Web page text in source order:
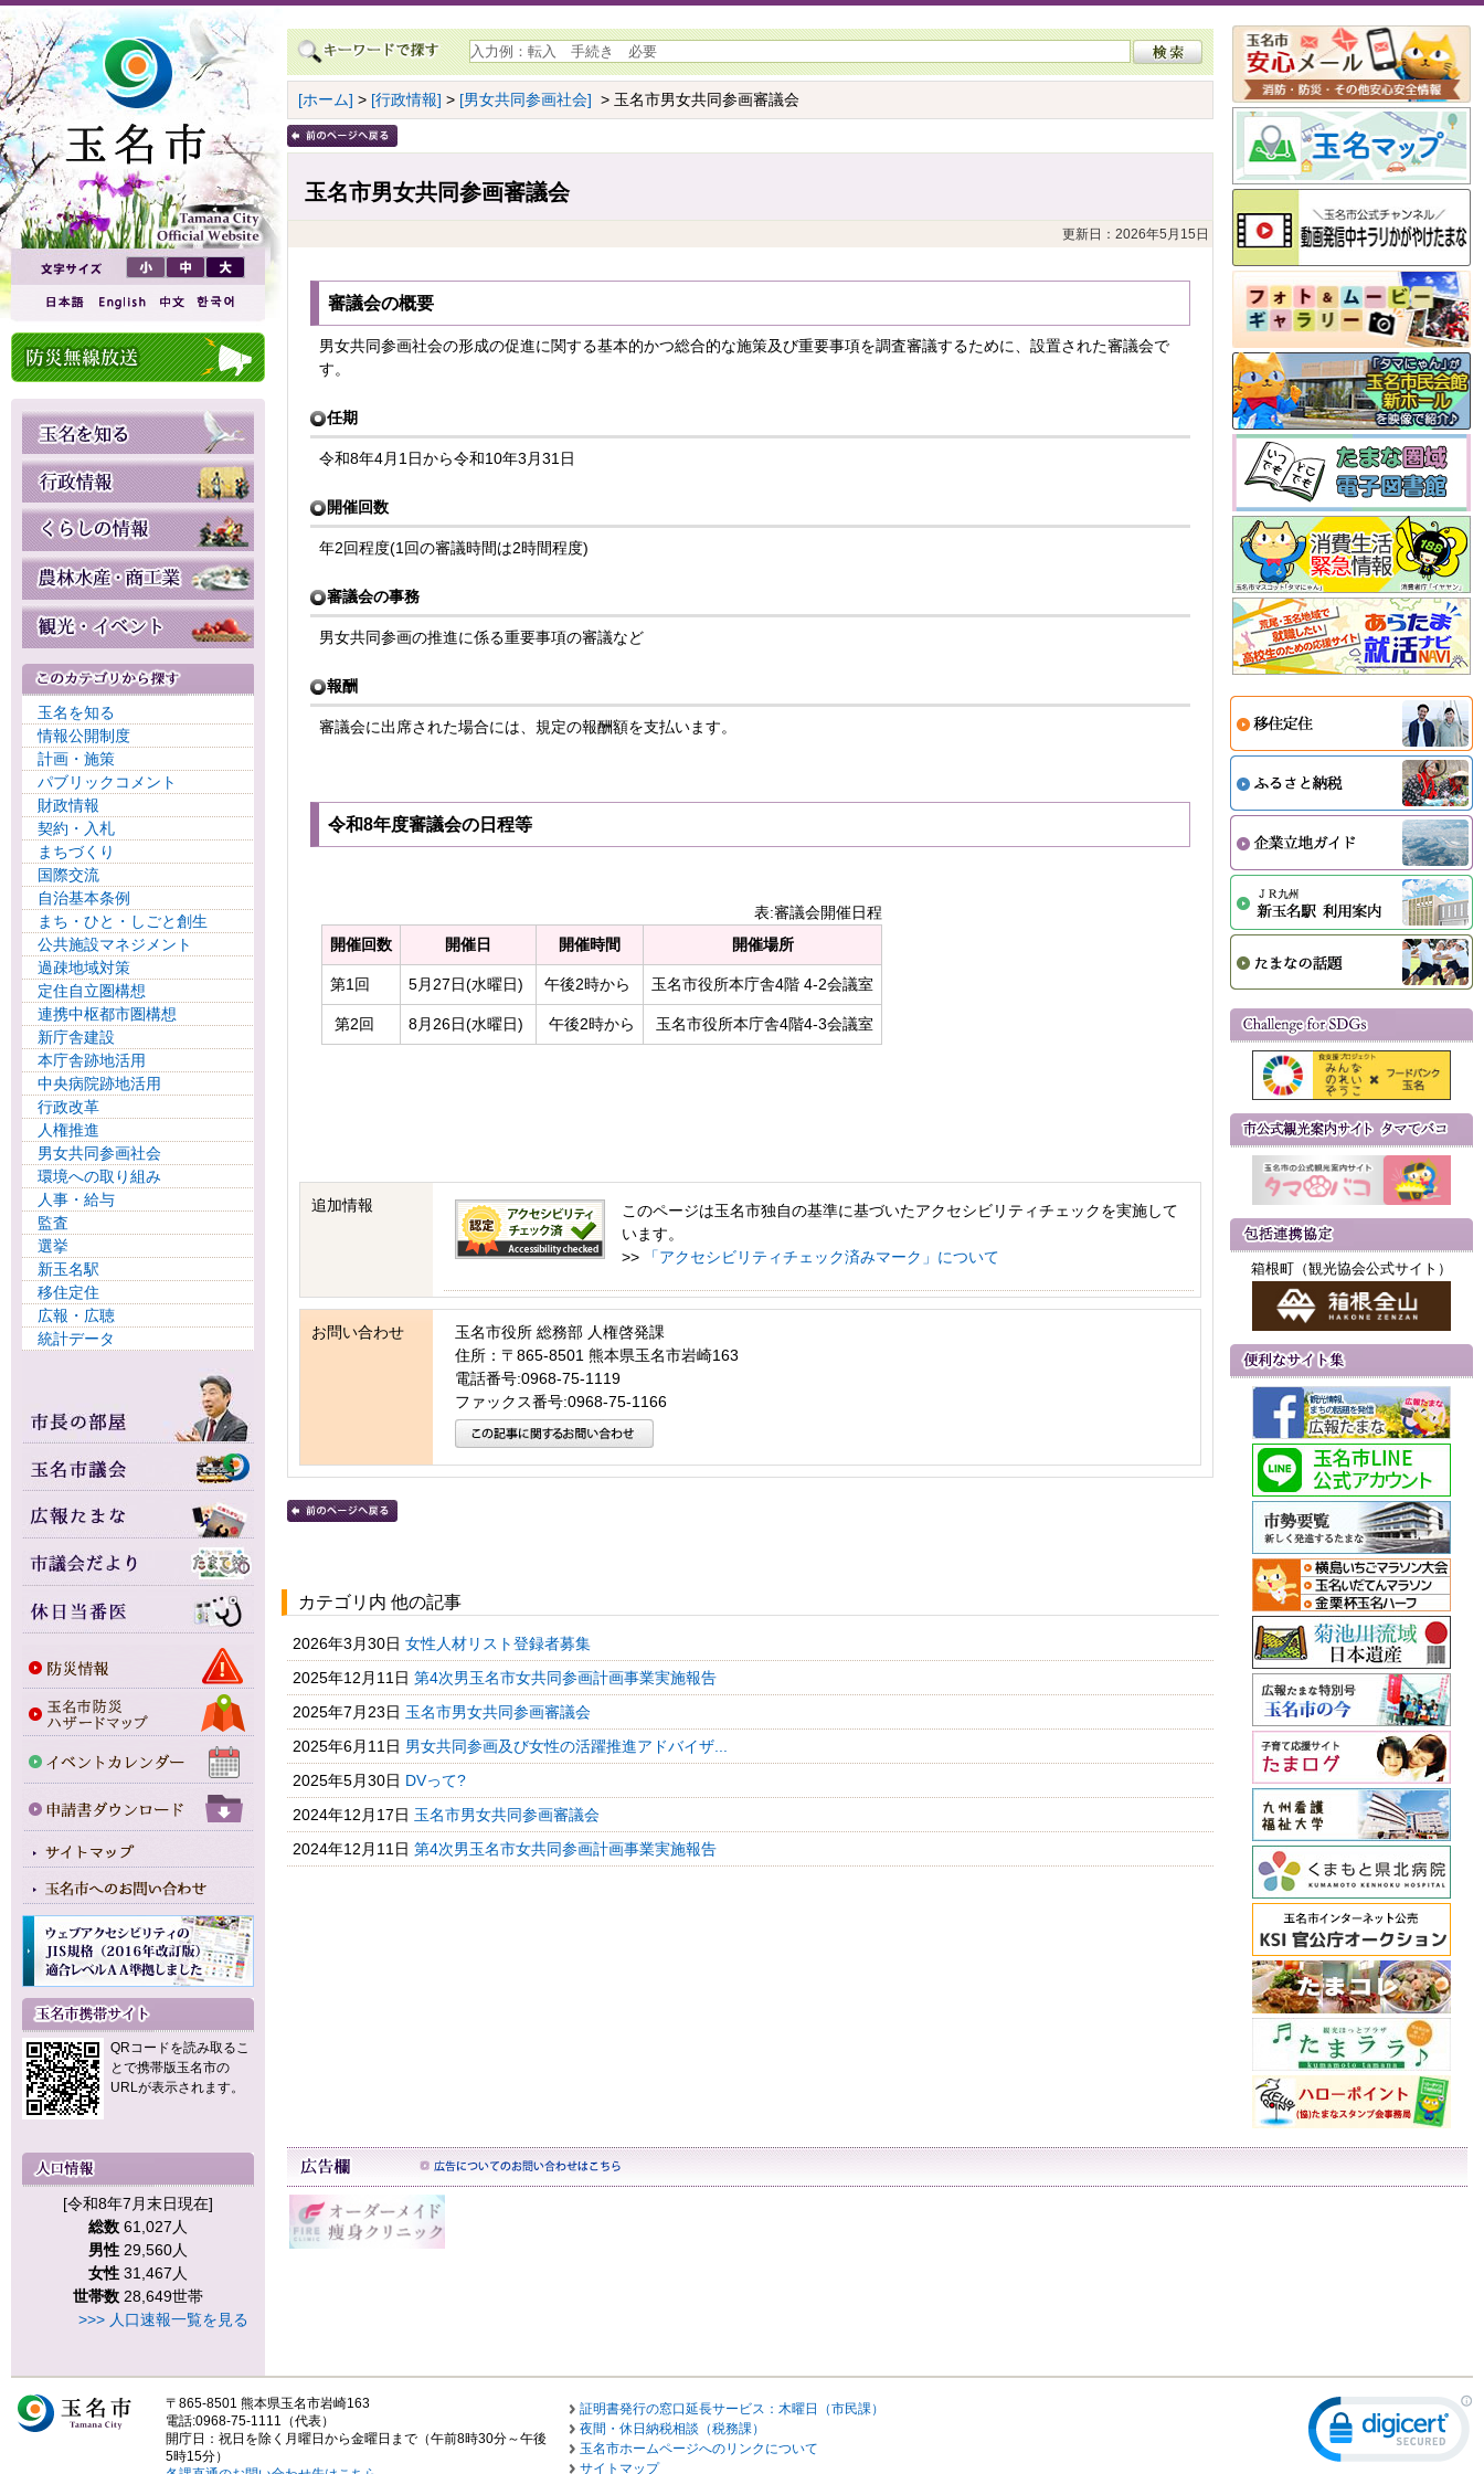
玉名を知る
情報公開制度
計画・施策
パブリックコメント
財政情報
契約・入札
まちづくり
国際交流
自治基本条例
まち・ひと・しごと創生
公共施設マネジメント
過疎地域対策
定住自立圏構想
連携中枢都市圏構想
新庁舎建設
本庁舎跡地活用
中央病院跡地活用
行政改革
人権推進
男女共同参画社会
環境への取り組み
人事・給与
監査
選挙
新玉名駅
移住定住
広報・広聴
統計データ
QRコードを読み取るこ
とで携帯版玉名市の
URLが表示されます。
[令和8年7月末日現在]
総数 61,027人
男性 29,560人
女性 31,467人
世帯数 28,649世帯
>>> 人口速報一覧を見る
[ホーム] > [行政情報] > [男女共同参画社会] > 玉名市男女共同参画審議会
玉名市男女共同参画審議会
更新日：2026年5月15日
審議会の概要
男女共同参画社会の形成の促進に関する基本的かつ総合的な施策及び重要事項を調査審議するために、設置された審議会で
す。
任期
令和8年4月1日から令和10年3月31日
開催回数
年2回程度(1回の審議時間は2時間程度)
審議会の事務
男女共同参画の推進に係る重要事項の審議など
報酬
審議会に出席された場合には、規定の報酬額を支払います。
令和8年度審議会の日程等
表:審議会開催日程
開催回数
開催日 開催時間 開催場所
第1回 5月27日(水曜日) 午後2時から 玉名市役所本庁舎4階 4-2会議室
第2回 8月26日(水曜日) 午後2時から 玉名市役所本庁舎4階4-3会議室
追加情報
このページは玉名市独自の基準に基づいたアクセシビリティチェックを実施して
います。
>>
「アクセシビリティチェック済みマーク」について
お問い合わせ
玉名市役所 総務部 人権啓発課
住所：〒865-8501 熊本県玉名市岩崎163
電話番号:0968-75-1119
ファックス番号:0968-75-1166
カテゴリ内 他の記事
2026年3月30日 女性人材リスト登録者募集
2025年12月11日 第4次男玉名市女共同参画計画事業実施報告
2025年7月23日 玉名市男女共同参画審議会
2025年6月11日 男女共同参画及び女性の活躍推進アドバイザ...
2025年5月30日 DVって?
2024年12月17日 玉名市男女共同参画審議会
2024年12月11日 第4次男玉名市女共同参画計画事業実施報告
箱根町（観光協会公式サイト）
〒865-8501 熊本県玉名市岩崎163
電話:0968-75-1111（代表）
開庁日：祝日を除く月曜日から金曜日まで（午前8時30分～午後
5時15分）
証明書発行の窓口延長サービス：木曜日（市民課）
夜間・休日納税相談（税務課）
玉名市ホームページへのリンクについて
サイトマップ